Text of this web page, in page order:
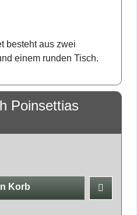
besteht aus zwei
einem runden Tisch.
Poinsettias
Korb